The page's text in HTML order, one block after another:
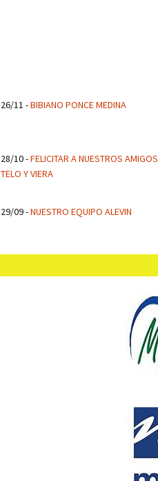
26/11 -BIBIANO PONCE MEDINA
28/10-FELICITAR A NUESTROS AMIGOS
TELO Y VIERA
29/09-NUESTRO EQUIPO ALEVIN